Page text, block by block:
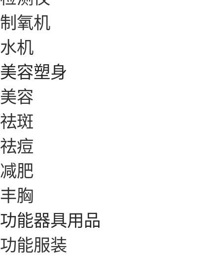
制氧机
水机
美容塑身
美容
祛斑
祛痘
减肥
丰胸
功能器具用品
功能服装